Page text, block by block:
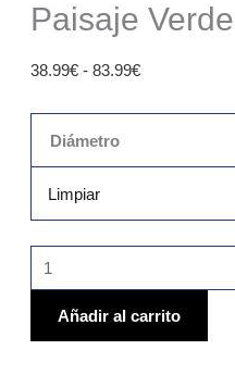
Paisaje Verde
38.99€ - 83.99€
Diámetro
Limpiar
Añadir al carrito